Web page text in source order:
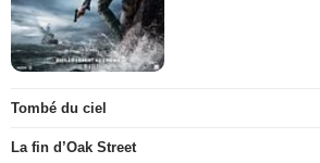
Tombé du ciel
La fin d’Oak Street